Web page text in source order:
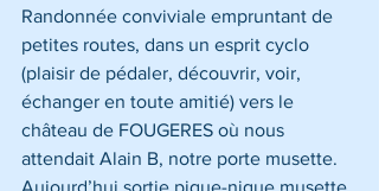
Randonnée conviviale empruntant de
petites routes, dans un esprit cyclo
(plaisir de pédaler, découvrir, voir,
échanger en toute amitié) vers le
château de FOUGERES où nous
attendait Alain B, notre porte musette.
Aujourd’hui sortie pique-nique musette